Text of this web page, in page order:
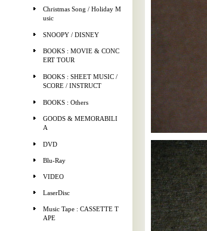
Christmas Song / Holiday M
usic
SNOOPY / DISNEY
BOOKS : MOVIE & CONC
ERT TOUR
BOOKS : SHEET MUSIC /
SCORE / INSTRUCT
BOOKS : Others
GOODS & MEMORABILI
A
DVD
Blu-Ray
VIDEO
LaserDisc
Music Tape : CASSETTE T
APE